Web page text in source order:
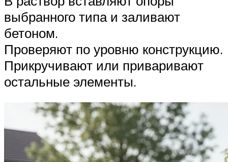
выбранного типа и заливают
бетоном.
Проверяют по уровню конструкцию.
Прикручивают или приваривают
остальные элементы.